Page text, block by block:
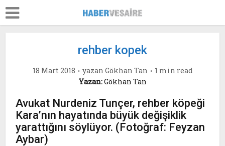
rehber kopek
18 Mart 2018 yazan Gökhan Tan
1 min read
Yazan:Gökhan Tan
Avukat Nurdeniz Tunçer, rehber köpeği
Kara’nın hayatında büyük değişiklik
yarattığını söylüyor. (Fotoğraf: Feyzan
Aybar)